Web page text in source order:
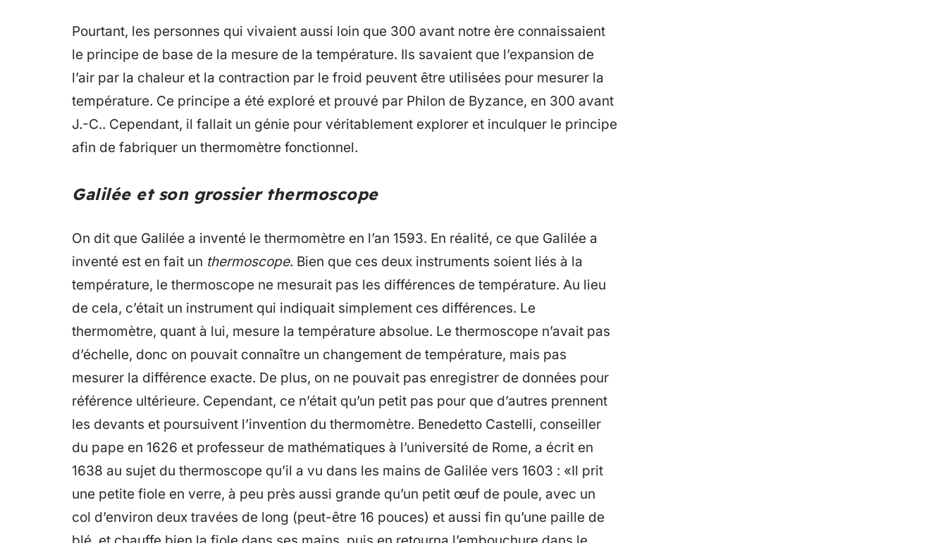
Pourtant, les personnes qui vivaient aussi loin que 300 avant notre ère connaissaient
le principe de base de la mesure de la température. Ils savaient que l’expansion de
l’air par la chaleur et la contraction par le froid peuvent être utilisées pour mesurer la
température. Ce principe a été exploré et prouvé par Philon de Byzance, en 300 avant
J.-C.. Cependant, il fallait un génie pour véritablement explorer et inculquer le principe
afin de fabriquer un thermomètre fonctionnel.
Galilée et son grossier thermoscope
On dit que Galilée a inventé le thermomètre en l’an 1593. En réalité, ce que Galilée a
inventé est en fait un thermoscope. Bien que ces deux instruments soient liés à la
température, le thermoscope ne mesurait pas les différences de température. Au lieu
de cela, c’était un instrument qui indiquait simplement ces différences. Le
thermomètre, quant à lui, mesure la température absolue. Le thermoscope n’avait pas
d’échelle, donc on pouvait connaître un changement de température, mais pas
mesurer la différence exacte. De plus, on ne pouvait pas enregistrer de données pour
référence ultérieure. Cependant, ce n’était qu’un petit pas pour que d’autres prennent
les devants et poursuivent l’invention du thermomètre. Benedetto Castelli, conseiller
du pape en 1626 et professeur de mathématiques à l’université de Rome, a écrit en
1638 au sujet du thermoscope qu’il a vu dans les mains de Galilée vers 1603 : «Il prit
une petite fiole en verre, à peu près aussi grande qu’un petit œuf de poule, avec un
col d’environ deux travées de long (peut-être 16 pouces) et aussi fin qu’une paille de